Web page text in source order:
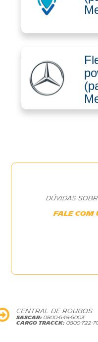
DÚVIDAS
FALE COM
CENTRAL DE ROUBOS
SASCAR: 0800-648-6003
CARGO TRACCK: 0800-722-